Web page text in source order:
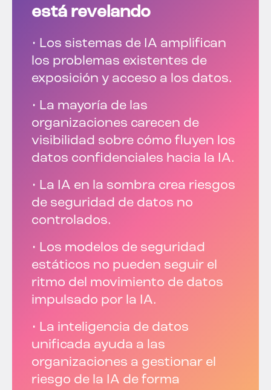
está revelando
• Los sistemas de IA amplifican
los problemas existentes de
exposición y acceso a los datos.
• La mayoría de las
organizaciones carecen de
visibilidad sobre cómo fluyen los
datos confidenciales hacia la IA.
• La IA en la sombra crea riesgos
de seguridad de datos no
controlados.
• Los modelos de seguridad
estáticos no pueden seguir el
ritmo del movimiento de datos
impulsado por la IA.
• La inteligencia de datos
unificada ayuda a las
organizaciones a gestionar el
riesgo de la IA de forma